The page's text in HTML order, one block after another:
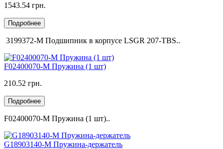
1543.54 грн.
Подробнее
3199372-M Подшипник в корпусе LSGR 207-TBS..
F02400070-M Пружина (1 шт)
210.52 грн.
Подробнее
F02400070-M Пружина (1 шт)..
G18903140-M Пружина-держатель